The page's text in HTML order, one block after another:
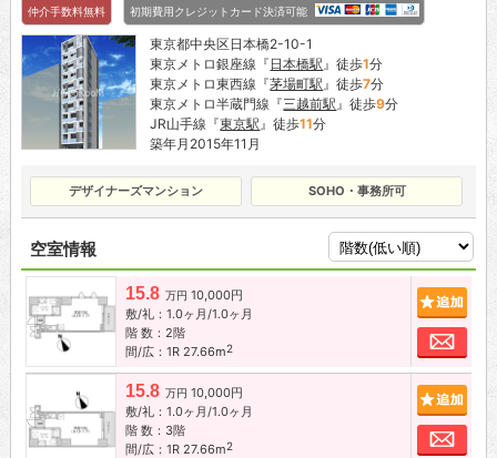
仲介手数料無料 初期費用クレジットカード決済可能
東京都中央区日本橋2-10-1
東京メトロ銀座線『 日本橋駅 』徒歩1分
東京メトロ東西線『茅場町駅 』徒歩7分
東京メトロ半蔵門線『三越前駅 』徒歩9分
JR山手線『東京駅 』徒歩11分
築年月2015年11月
デザイナーズマンション SOHO・事務所可
空室情報
15.8 万円 10,000円
敷/礼：1.0ヶ月/1.0ヶ月
階 数：2階
間/広：1R 27.66m2
お
15.8 万円 10,000円
敷/礼：1.0ヶ月/1.0ヶ月
階 数：3階
間/広：1R 27.66m2
追加
お